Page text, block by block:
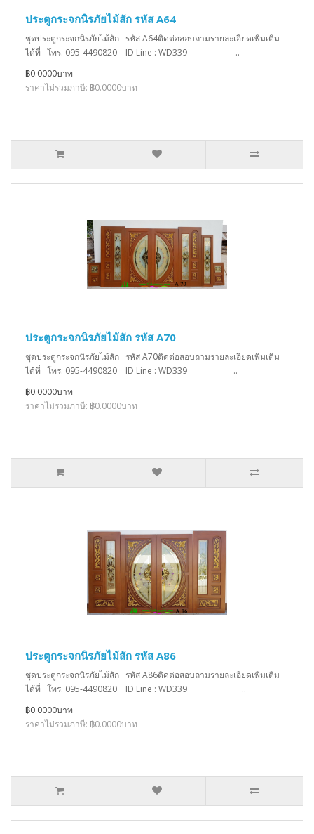
ประตูกระจกนิรภัยไม้สัก รหัส A64
ชุดประตูกระจกนิรภัยไม้สัก รหัส A64ติดต่อสอบถามรายละเอียดเพิ่มเติม
ได้ที่ โทร. 095-4490820 ID Line : WD339 ..
฿0.0000บาท
ราคาไม่รวมภาษี: ฿0.0000บาท
ประตูกระจกนิรภัยไม้สัก รหัส A70
ชุดประตูกระจกนิรภัยไม้สัก รหัส A70ติดต่อสอบถามรายละเอียดเพิ่มเติม
ได้ที่ โทร. 095-4490820 ID Line : WD339 ..
฿0.0000บาท
ราคาไม่รวมภาษี: ฿0.0000บาท
ประตูกระจกนิรภัยไม้สัก รหัส A86
ชุดประตูกระจกนิรภัยไม้สัก รหัส A86ติดต่อสอบถามรายละเอียดเพิ่มเติม
ได้ที่ โทร. 095-4490820 ID Line : WD339 ..
฿0.0000บาท
ราคาไม่รวมภาษี: ฿0.0000บาท